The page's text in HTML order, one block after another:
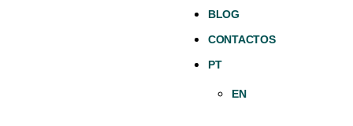
BLOG
CONTACTOS
PT
EN